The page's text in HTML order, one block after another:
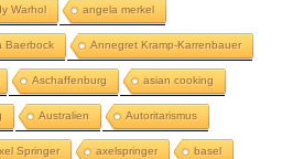
Warhol angela merkel
Baerbock Annegret Kramp-Karrenbauer
Aschaffenburg asian cooking
Australien Autoritarismus
Springer axelspringer basel